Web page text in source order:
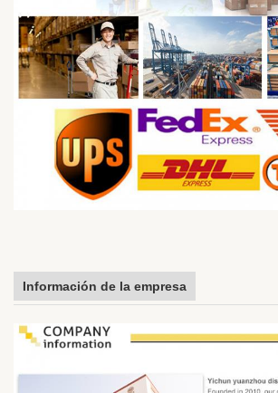
Información de la empresa